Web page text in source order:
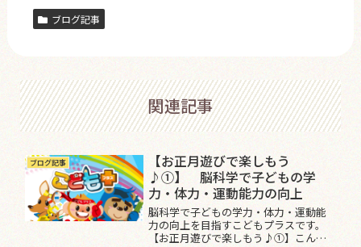
ブログ記事
関連記事
ブログ記事
【お正月遊びで楽しもう
♪①】 脳科学で子どもの学
力・体力・運動能力の向上
脳科学で子どもの学力・体力・運動能
力の向上を目指すこどもプラスです。
【お正月遊びで楽しもう♪①】こんに